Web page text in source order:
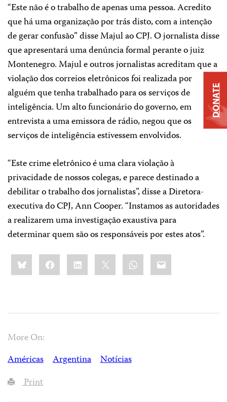
“Este não é o trabalho de apenas uma pessoa. Acredito
que há uma organização por trás disto, com a intenção
de gerar confusão” disse Majul ao CPJ. O jornalista disse
que apresentará uma denúncia formal perante o juiz
Montenegro. Majul e outros jornalistas acreditam que a
violação dos correios eletrônicos foi realizada por
alguém que tenha trabalhado para os serviços de
inteligência. Um alto funcionário do governo, em
entrevista a uma emissora de rádio, negou que os
serviços de inteligência estivessem envolvidos.
“Este crime eletrônico é uma clara violação à
privacidade de nossos colegas, e parece destinado a
debilitar o trabalho dos jornalistas”, disse a Diretora-
executiva do CPJ, Ann Cooper. “Instamos as autoridades
a realizarem uma investigação exaustiva para
determinar quem são os responsáveis por estes atos”.
Share
this:BlueskyFacebookLinkedIn WhatsApp
Email
More On:
Américas
Argentina
Notícias
Print
DONATE